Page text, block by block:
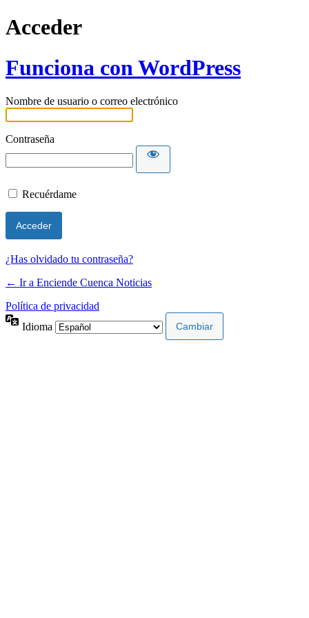
Acceder
Funciona con WordPress
Nombre de usuario o correo electrónico
Contraseña
Recuérdame
¿Has olvidado tu contraseña?
← Ir a Enciende Cuenca Noticias
Política de privacidad
Idioma